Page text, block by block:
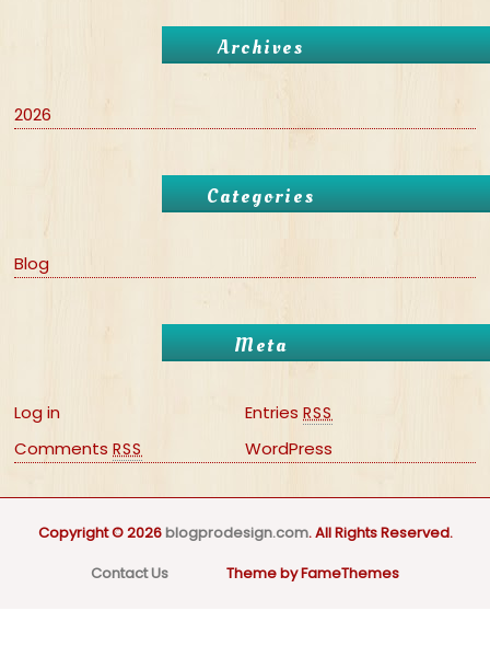
Archives
2026
Categories
Blog
Meta
Log in Entries RSS
CommentsRSS WordPress
Copyright © 2026blogprodesign.com. All Rights Reserved.
Contact Us
Theme by FameThemes